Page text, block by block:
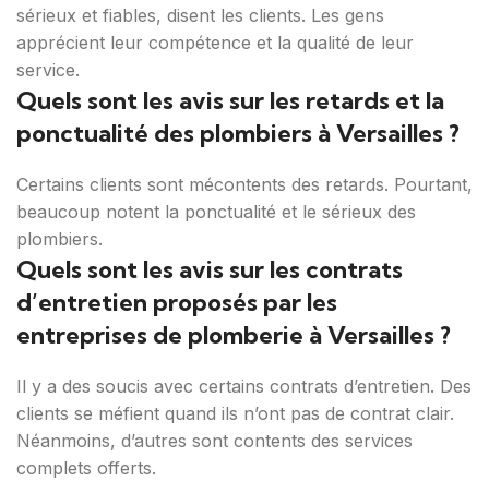
sérieux et fiables, disent les clients. Les gens
apprécient leur compétence et la qualité de leur
service.
Quels sont les avis sur les retards et la
ponctualité des plombiers à Versailles ?
Certains clients sont mécontents des retards. Pourtant,
beaucoup notent la ponctualité et le sérieux des
plombiers.
Quels sont les avis sur les contrats
d’entretien proposés par les
entreprises de plomberie à Versailles ?
Il y a des soucis avec certains contrats d’entretien. Des
clients se méfient quand ils n’ont pas de contrat clair.
Néanmoins, d’autres sont contents des services
complets offerts.